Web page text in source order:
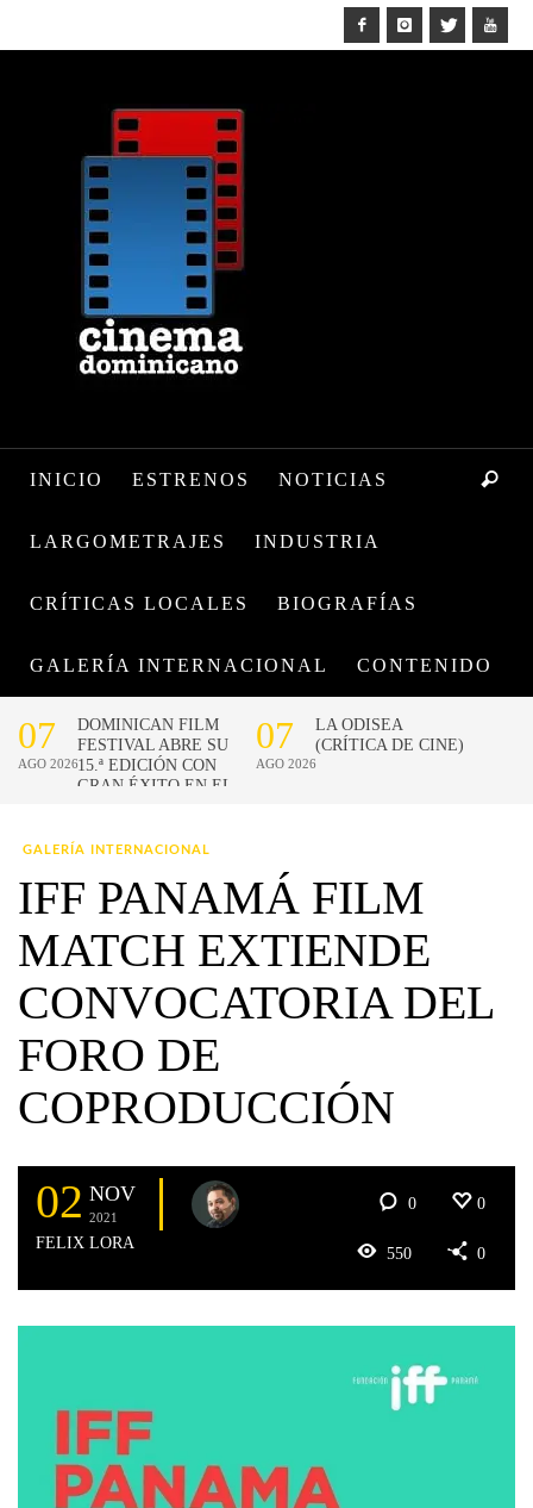
INICIO ESTRENOS NOTICIAS
LARGOMETRAJES INDUSTRIA
CRÍTICAS LOCALES BIOGRAFÍAS
GALERÍA INTERNACIONAL CONTENIDO
GALERÍA INTERNACIONAL
IFF PANAMÁ FILM
MATCH EXTIENDE
CONVOCATORIA DEL
FORO DE
COPRODUCCIÓN
02 NOV
2021
FELIX LORA
0 0
550 0